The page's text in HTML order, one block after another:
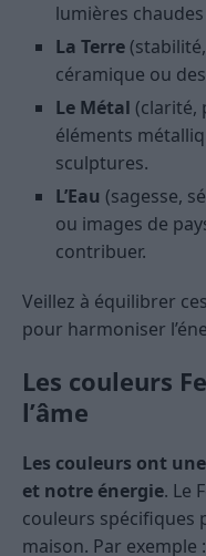
lumières
La Terre
céramique ou
Le Métal (clarité,
éléments
sculptures.
L’Eau (sagesse,
ou images de
contribuer.
Veillez à équilibrer
pour harmoniser
Les couleurs
l’âme
Les couleurs ont
et notre énergie. Le
couleurs spécifiques
maison. Par exemple :